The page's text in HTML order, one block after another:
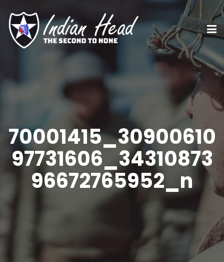
70001415_30900610
97731606_34310873
96672765952_n